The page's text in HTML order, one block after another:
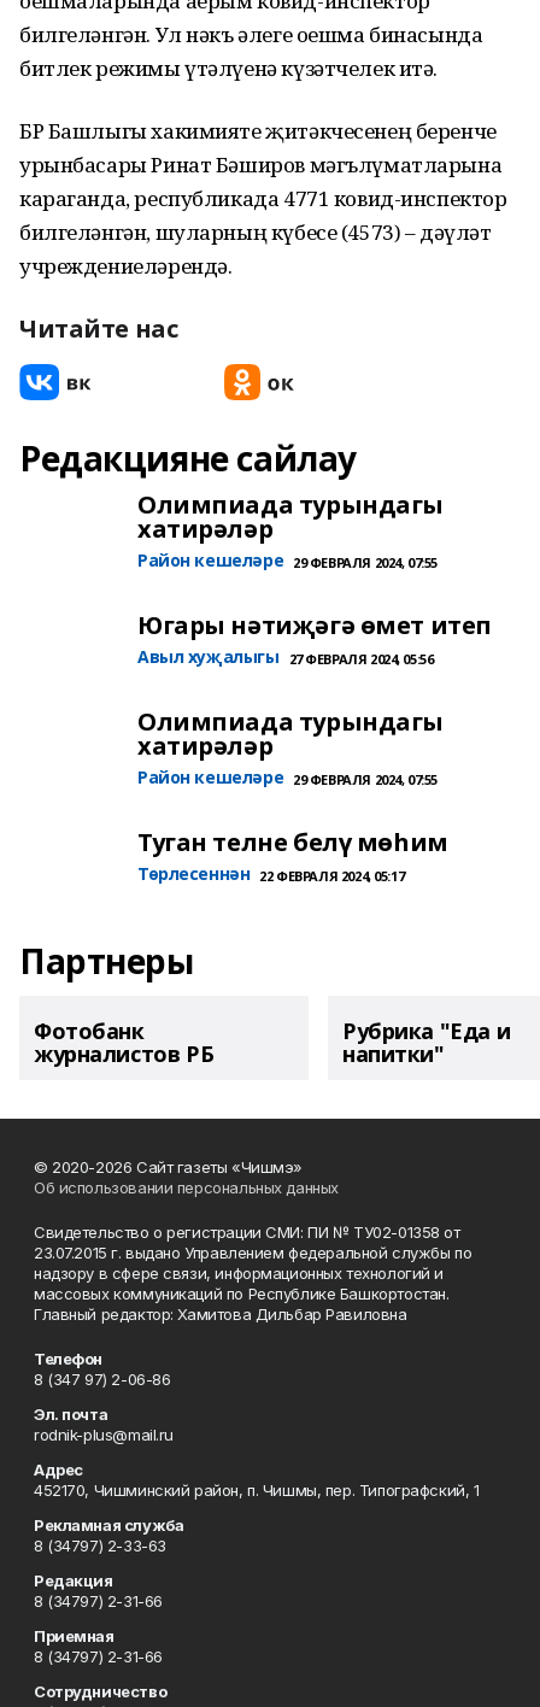
билгеләнгән. Ул нәкъ әлеге оешма бинасында
битлек режимы үтәлүенә күзәтчелек итә.
БР Башлыгы хакимияте җитәкчесенең беренче
урынбасары Ринат Бәширов мәгълүматларына
караганда, республикада 4771 ковид-инспектор
билгеләнгән, шуларның күбесе (4573) – дәүләт
учреждениеләрендә.
Читайте нас
Редакцияне сайлау
Олимпиада турындагы
хатирәләр
Район кешеләре 29 ФЕВРАЛЯ 2024, 07:55
Югары нәтиҗәгә өмет итеп
Авыл хуҗалыгы 27 ФЕВРАЛЯ 2024, 05:56
Олимпиада турындагы
хатирәләр
Район кешеләре 29 ФЕВРАЛЯ 2024, 07:55
Туган телне белү мөһим
Төрлесеннән 22 ФЕВРАЛЯ 2024, 05:17
Партнеры
Фотобанк
журналистов РБ
Рубрика "Еда и
напитки"
© 2020-2026 Сайт газеты «Чишмэ»
Об использовании персональных данных
Свидетельство о регистрации СМИ: ПИ № ТУ02-01358 от
23.07.2015 г. выдано Управлением федеральной службы по
надзору в сфере связи, информационных технологий и
массовых коммуникаций по Республике Башкортостан.
Главный редактор: Хамитова Дильбар Равиловна
Телефон
8 (347 97) 2-06-86
Эл. почта
rodnik-plus@mail.ru
Адрес
452170, Чишминский район, п. Чишмы, пер. Типографский, 1
Рекламная служба
8 (34797) 2-33-63
Редакция
8 (34797) 2-31-66
Приемная
8 (34797) 2-31-66
Сотрудничество